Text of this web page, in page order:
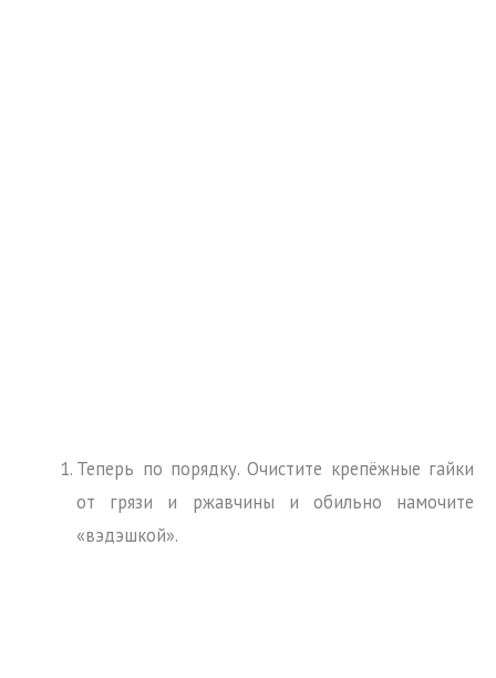
Теперь по порядку. Очистите крепёжные гайки
от грязи и ржавчины и обильно намочите
«вэдэшкой».